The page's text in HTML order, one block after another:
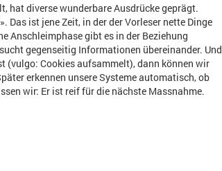
hat diverse wunderbare Ausdrücke geprägt.
Das ist jene Zeit, in der der Vorleser nette Dinge
Anschleimphase gibt es in der Beziehung
gegenseitig Informationen übereinander. Und
(vulgo: Cookies aufsammelt), dann können wir
erkennen unsere Systeme automatisch, ob
wir: Er ist reif für die nächste Massnahme.